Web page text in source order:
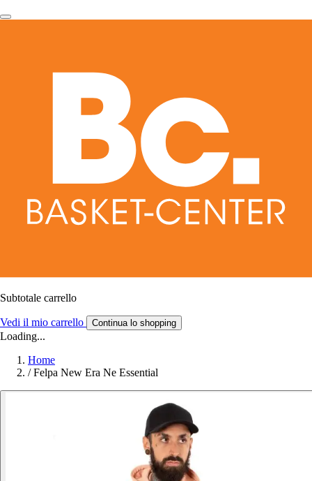
Subtotale carrello
Vedi il mio carrello Continua lo shopping
Loading...
Home
/ Felpa New Era Ne Essential